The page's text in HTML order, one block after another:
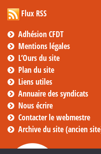
Flux RSS
Adhésion CFDT
Mentions légales
L’Ours du site
Plan du site
Liens utiles
Annuaire des syndicats
Nous écrire
Contacter le webmestre
Archive du site (ancien